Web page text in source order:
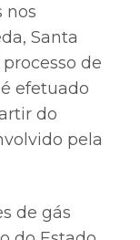
nos
Santa
de
efetuado
do
pela
de gás